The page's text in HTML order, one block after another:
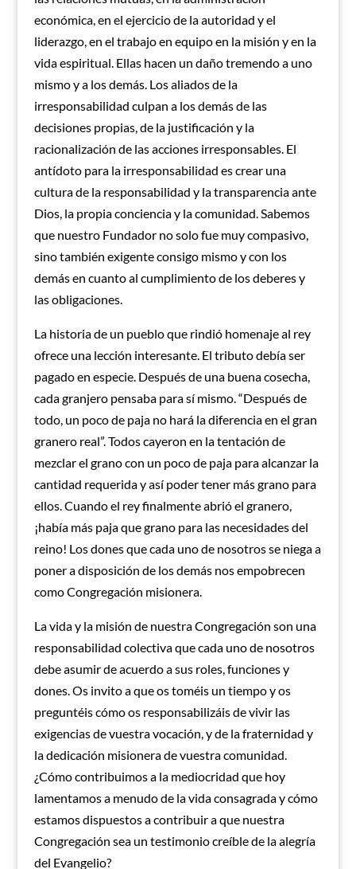
económica, en el ejercicio de la autoridad y el
liderazgo, en el trabajo en equipo en la misión y en la
vida espiritual. Ellas hacen un daño tremendo a uno
mismo y a los demás. Los aliados de la
irresponsabilidad culpan a los demás de las
decisiones propias, de la justificación y la
racionalización de las acciones irresponsables. El
antídoto para la irresponsabilidad es crear una
cultura de la responsabilidad y la transparencia ante
Dios, la propia conciencia y la comunidad. Sabemos
que nuestro Fundador no solo fue muy compasivo,
sino también exigente consigo mismo y con los
demás en cuanto al cumplimiento de los deberes y
las obligaciones.
La historia de un pueblo que rindió homenaje al rey
ofrece una lección interesante. El tributo debía ser
pagado en especie. Después de una buena cosecha,
cada granjero pensaba para sí mismo. “Después de
todo, un poco de paja no hará la diferencia en el gran
granero real”. Todos cayeron en la tentación de
mezclar el grano con un poco de paja para alcanzar la
cantidad requerida y así poder tener más grano para
ellos. Cuando el rey finalmente abrió el granero,
¡había más paja que grano para las necesidades del
reino! Los dones que cada uno de nosotros se niega a
poner a disposición de los demás nos empobrecen
como Congregación misionera.
La vida y la misión de nuestra Congregación son una
responsabilidad colectiva que cada uno de nosotros
debe asumir de acuerdo a sus roles, funciones y
dones. Os invito a que os toméis un tiempo y os
preguntéis cómo os responsabilizáis de vivir las
exigencias de vuestra vocación, y de la fraternidad y
la dedicación misionera de vuestra comunidad.
¿Cómo contribuimos a la mediocridad que hoy
lamentamos a menudo de la vida consagrada y cómo
estamos dispuestos a contribuir a que nuestra
Congregación sea un testimonio creíble de la alegría
del Evangelio?